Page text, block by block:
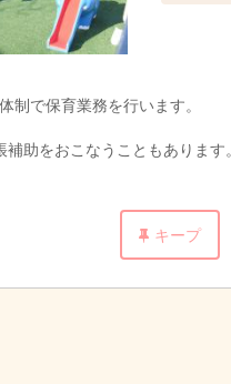
制で保育業務を行います。
助をおこなうこともあります。
キープ